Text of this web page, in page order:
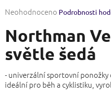
Průměrné
produktu
je
0,0
z
hvězdiček.
Neohodnoceno Podrobnosti
Northman
světle šedá
- univerzální sportovní ponožky
ideální pro běh a cyklistiku,